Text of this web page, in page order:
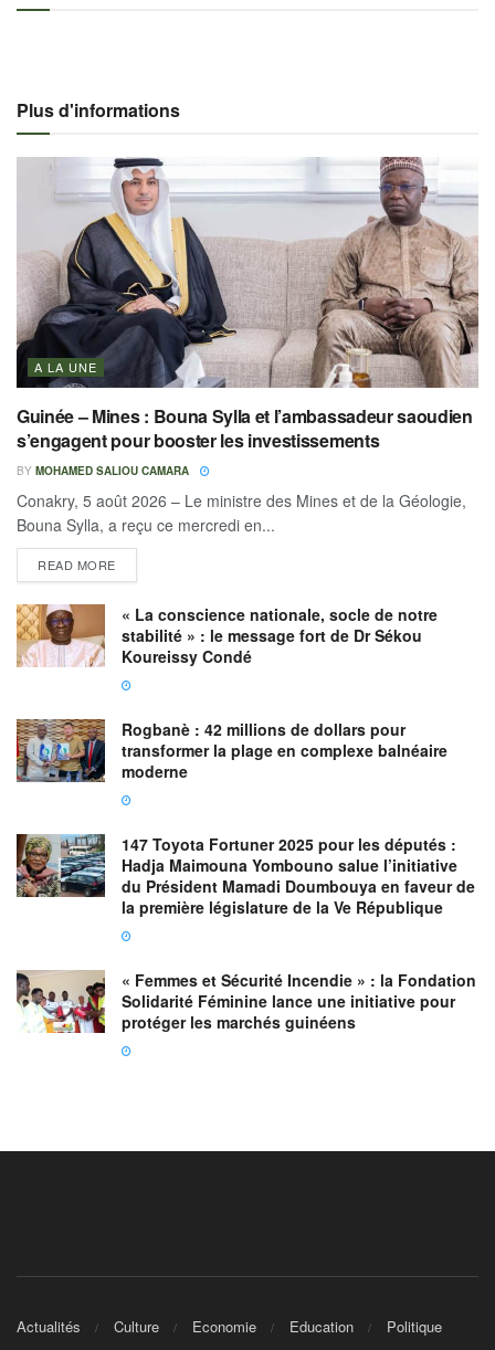
Plus d'informations
A LA UNE
Guinée – Mines : Bouna Sylla et l’ambassadeur saoudien
s’engagent pour booster les investissements
BY MOHAMED SALIOU CAMARA
Conakry, 5 août 2026 – Le ministre des Mines et de la Géologie,
Bouna Sylla, a reçu ce mercredi en...
READ MORE
« La conscience nationale, socle de notre
stabilité » : le message fort de Dr Sékou
Koureissy Condé
Rogbanè : 42 millions de dollars pour
transformer la plage en complexe balnéaire
moderne
147 Toyota Fortuner 2025 pour les députés :
Hadja Maimouna Yombouno salue l’initiative
du Président Mamadi Doumbouya en faveur de
la première législature de la Ve République
« Femmes et Sécurité Incendie » : la Fondation
Solidarité Féminine lance une initiative pour
protéger les marchés guinéens
Actualités Culture Economie Education Politique